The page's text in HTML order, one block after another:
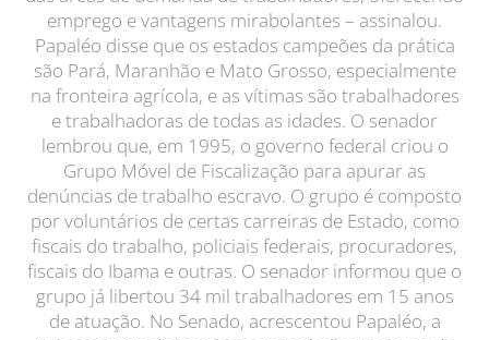
emprego e vantagens mirabolantes – assinalou.
Papaléo disse que os estados campeões da prática
são Pará, Maranhão e Mato Grosso, especialmente
na fronteira agrícola, e as vítimas são trabalhadores
e trabalhadoras de todas as idades. O senador
lembrou que, em 1995, o governo federal criou o
Grupo Móvel de Fiscalização para apurar as
denúncias de trabalho escravo. O grupo é composto
por voluntários de certas carreiras de Estado, como
fiscais do trabalho, policiais federais, procuradores,
fiscais do Ibama e outras. O senador informou que o
grupo já libertou 34 mil trabalhadores em 15 anos
de atuação. No Senado, acrescentou Papaléo, a